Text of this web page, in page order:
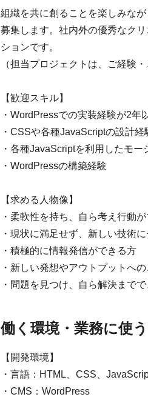
組織を共に創ることを楽しみな
募集します。社内外の優秀なク
ションです。
（担当プロジェクトは、ご経験
【歓迎スキル】
・WordPressでの実装経験が2年
・CSSや各種JavaScriptの設計経
・各種JavaScriptを利用したモー
・WordPressの構築経験
【求める人物像】
・柔軟性を持ち、自ら考え行動
・現状に満足せず、新しい技術
・積極的に情報発信ができる方
・新しい発想やアウトプットへ
・問題を見つけ、自ら解決まで
働く環境・業務に使
【開発環境】
・言語：HTML、CSS、
・CMS：WordPress